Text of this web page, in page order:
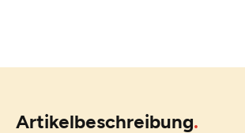
Artikelbeschreibung